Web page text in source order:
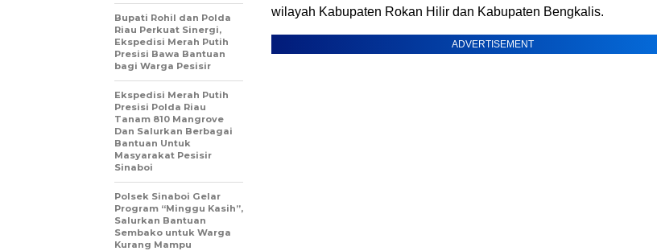
wilayah Kabupaten Rokan Hilir dan Kabupaten Bengkalis.
ADVERTISEMENT
Bupati Rohil dan Polda
Riau Perkuat Sinergi,
Ekspedisi Merah Putih
Presisi Bawa Bantuan
bagi Warga Pesisir
Ekspedisi Merah Putih
Presisi Polda Riau
Tanam 810 Mangrove
Dan Salurkan Berbagai
Bantuan Untuk
Masyarakat Pesisir
Sinaboi
Polsek Sinaboi Gelar
Program “Minggu Kasih”,
Salurkan Bantuan
Sembako untuk Warga
Kurang Mampu